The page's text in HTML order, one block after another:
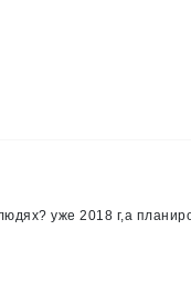
уже 2018 г,а